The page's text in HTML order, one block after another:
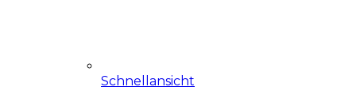
Schnellansicht